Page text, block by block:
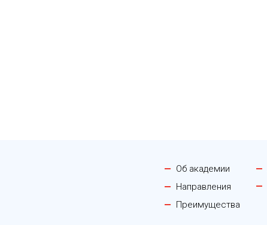
Об академии
Направления
Преимущества